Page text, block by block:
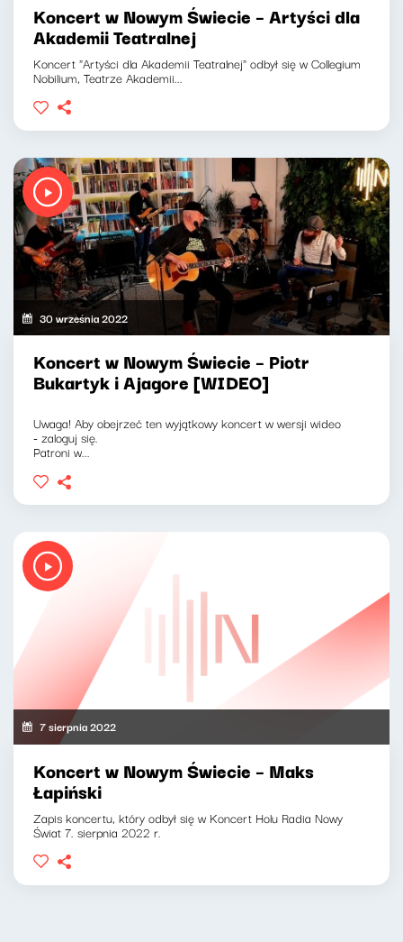
Koncert w Nowym Świecie – Artyści dla
Akademii Teatralnej
Koncert "Artyści dla Akademii Teatralnej" odbył się w Collegium
Nobilium, Teatrze Akademii...
30 września 2022
Koncert w Nowym Świecie – Piotr
Bukartyk i Ajagore [WIDEO]
Uwaga! Aby obejrzeć ten wyjątkowy koncert w wersji wideo
- zaloguj się.
Patroni w...
7 sierpnia 2022
Koncert w Nowym Świecie – Maks
Łapiński
Zapis koncertu, który odbył się w Koncert Holu Radia Nowy
Świat 7. sierpnia 2022 r.